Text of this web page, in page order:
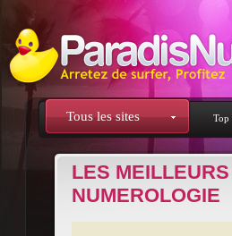
Tous les sites Top
LES
NUMEROLOGIE